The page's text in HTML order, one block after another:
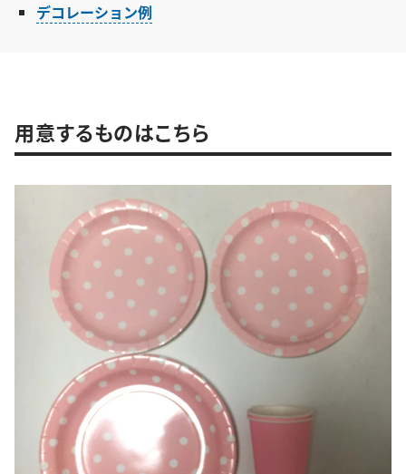
デコレーション例
用意するものはこちら